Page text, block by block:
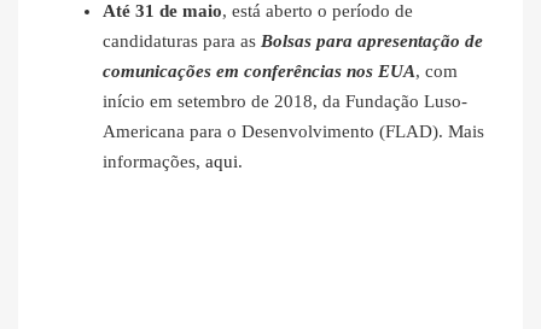
Até 31 de maio, está aberto o período de
candidaturas para as Bolsas para apresentação de
comunicações em conferências nos EUA, com
início em setembro de 2018, da Fundação Luso-
Americana para o Desenvolvimento (FLAD). Mais
informações, aqui.